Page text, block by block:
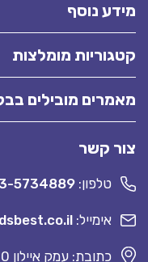
מידע נוסף
קטגוריות מומלצות
מאמרים מובילים
צור קשר
טלפון: 5734889
אימייל:
כתובת: עמק איילון 10, תל אביב.